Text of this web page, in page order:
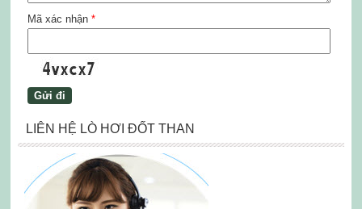
Mã xác nhận *
LIÊN HỆ LÒ HƠI ĐỐT THAN